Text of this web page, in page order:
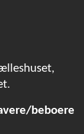
beboere